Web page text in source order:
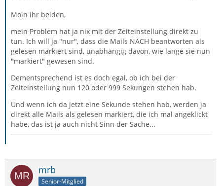
Moin ihr beiden,
mein Problem hat ja nix mit der Zeiteinstellung direkt zu
tun. Ich will ja "nur", dass die Mails NACH beantworten als
gelesen markiert sind, unabhängig davon, wie lange sie nun
"markiert" gewesen sind.
Dementsprechend ist es doch egal, ob ich bei der
Zeiteinstellung nun 120 oder 999 Sekungen stehen hab.
Und wenn ich da jetzt eine Sekunde stehen hab, werden ja
direkt alle Mails als gelesen markiert, die ich mal angeklickt
habe, das ist ja auch nicht Sinn der Sache...
mrb
Senior-Mitglied